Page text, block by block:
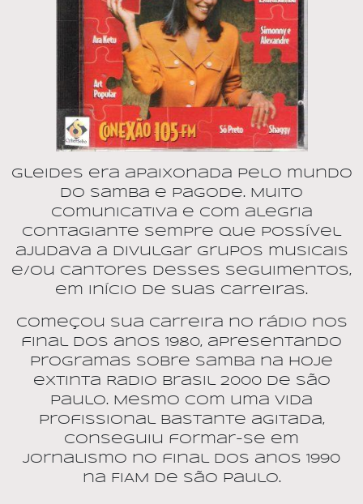
Gleides era apaixonada pelo mundo
do Samba e Pagode. Muito
comunicativa e com alegria
contagiante sempre que possível
ajudava a divulgar grupos musicais
e/ou cantores desses seguimentos,
em início de suas carreiras.
Começou sua carreira no rádio nos
final dos anos 1980, apresentando
programas sobre Samba na hoje
extinta Radio Brasil 2000 de São
Paulo. Mesmo com uma vida
profissional bastante agitada,
conseguiu formar-se em
Jornalismo no final dos anos 1990
na FIAM de São Paulo.